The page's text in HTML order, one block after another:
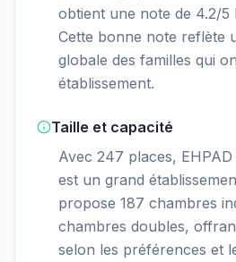
obtient une note de 4.2/5
Cette bonne note reflète
globale des familles qui
établissement.
Taille et capacité
Avec 247 places,
est un grand
propose 187 chambres
chambres doubles,
selon les préférences et